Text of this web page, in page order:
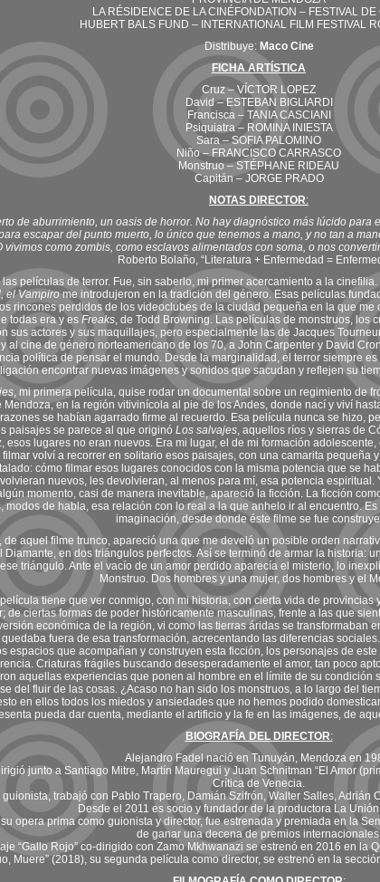
LA RÉSIDENCE DE LA CINÉFONDATION – FESTIVAL
HUBERT BALS FUND – INTERNATIONAL FILM FESTIVAL
Distribuye:Maco Cine
FICHA ARTÍSTICA
Cruz – VÍCTOR LOPEZ
David – ESTEBAN BIGLIARDI
Francisca – TANIA CASCIANI
Psiquiatra – ROMINA INIESTA
Sara – SOFIA PALOMINO
Niño – FRANCISCO CARRASCO
Monstruo – STÉPHANE RIDEAU
Capitán – JORGE PRADO
NOTAS DIRECTOR:
de aburrimiento, un oasis de horror. No hay diagnóstico más lúcido
escapar del punto muerto, lo único que tenemos a mano, y no tan a
vivimos como zombis, como esclavos alimentados con soma, o nos
Roberto Bolaño, “Literatura + Enfermedad =
películas de terror. Fue, sin saberlo, mi primer acercamiento a la
el Vampirome introdujeron en la tradición del género. Esas películas
rincones perdidos de los videoclubes de la ciudad pequeña en la que me
todas era y es Freaks, de Todd Browning. Las películas de monstruos, los
sus actores y sus maquillajes, pero especialmente las de Jacques
al cine de género norteamericano de los 70, a John Carpenter y David
política de pensar el mundo. Desde la marginalidad, el terror siempre
encontrar nuevas imágenes y sonidos que sacudan y reflejen su
, mi primera película, quise rodar un documental sobre un regimiento de
Mendoza, en la región vitivinícola al pie de los Andes, donde nací y viví
se habían agarrado firme al recuerdo. Esa película nunca se hizo,
paisajes se parece al que originó Los salvajes, aquellos ríos y sierras de
esos lugares no eran nuevos. Era mi lugar, el de mi formación
filmar volví a recorrer en solitario esos paisajes, con una camarita pequeña
cómo filmar esos lugares conocidos con la misma potencia que se
nuevos, les devolvieran, al menos para mí, esa potencia
momento, casi de manera inevitable, apareció la ficción. La ficción
modos de habla, esa relación con lo real a la que anhelo ir al encuentro.
imaginación, desde donde éste filme se fue
de aquel filme trunco, apareció una que me develó un posible orden
en dos triángulos perfectos. Así se terminó de armar la historia:
triángulo. Ante el vacío de un amor perdido aparecía el misterio, lo
Monstruo. Dos hombres y una mujer, dos hombres y el
tiene que ver conmigo, con mi historia, con cierta vida de
de ciertas formas de poder históricamente masculinas, frente a las que
económica de la región, vi como las tierras áridas se transformaban
fuera de esa transformación, acrecentando las diferencias
espacios que acompañan y construyen esta ficción, los personajes de
Criaturas frágiles buscando desesperadamente el amor, tan poco
aquellas experiencias que ponen al hombre en el límite de su condición
del fluir de las cosas. ¿Acaso no han sido los monstruos, a lo largo del
en ellos todos los miedos y ansiedades que no hemos podido
pueda dar cuenta, mediante el artificio y la fe en las imágenes, de
BIOGRAFÍA DEL DIRECTOR:
Alejandro Fadel nació en Tunuyán, Mendoza en
junto a Santiago Mitre, Martín Mauregui y Juan Schnitman “El Amor
Crítica de Venecia.
trabajó con Pablo Trapero, Damián Szifrón, Walter Salles, Adrián
Desde el 2011 es socio y fundador de la productora La
su opera prima como guionista y director, fue estrenada y premiada en la
de ganar una decena de premios
“Gallo Rojo” co-dirigido con Zamo Mkhwanazi se estrenó en 2016 en la
Muere” (2018), su segunda película como director, se estrenó en la